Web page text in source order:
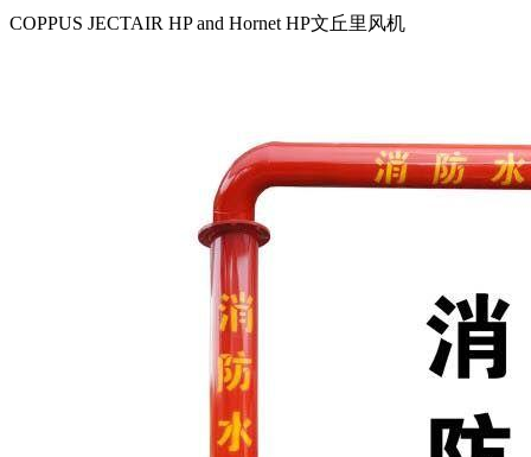
COPPUS JECTAIR HP and Hornet HP文丘里风机